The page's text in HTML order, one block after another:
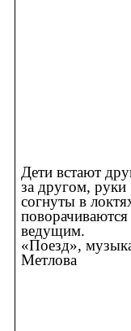
Дети встают
за другом, руки
согнуты в
поворачиваются
ведущим.
«Поезд»,
Метлова